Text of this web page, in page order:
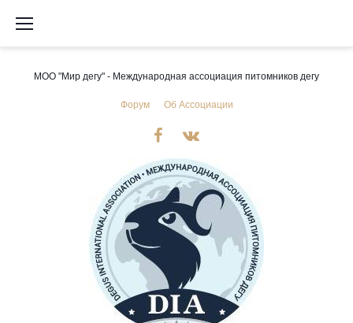
МОО "Мир дегу" - Международная ассоциация питомников дегу
Форум Об Ассоциации
Мы
в
Facebook
в
VK